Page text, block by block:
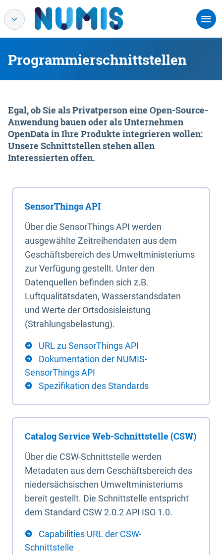
Programmierschnittstellen
Egal, ob Sie als Privatperson eine Open-Source-
Anwendung bauen oder als Unternehmen
OpenData in Ihre Produkte integrieren wollen:
Unsere Schnittstellen stehen allen
Interessierten offen.
SensorThings API
Über die SensorThings API werden
ausgewählte Zeitreihendaten aus dem
Geschäftsbereich des Umweltministeriums
zur Verfügung gestellt. Unter den
Datenquellen befinden sich z.B.
Luftqualitätsdaten, Wasserstandsdaten
und Werte der Ortsdosisleistung
(Strahlungsbelastung).
URL zu SensorThings API
Dokumentation der NUMIS-
SensorThings API
Spezifikation des Standards
Catalog Service Web-Schnittstelle (CSW)
Über die CSW-Schnittstelle werden
Metadaten aus dem Geschäftsbereich des
niedersächsischen Umweltministeriums
bereit gestellt. Die Schnittstelle entspricht
dem Standard CSW 2.0.2 API ISO 1.0.
Capabilities URL der CSW-
Schnittstelle